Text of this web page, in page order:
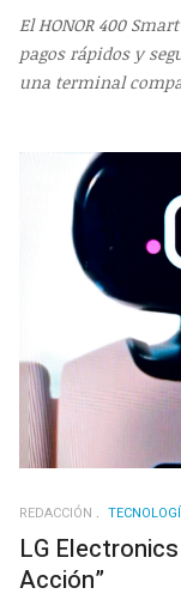
El HONOR 400
pagos rápidos y
una terminal
REDACCIÓN
LG
Acción”